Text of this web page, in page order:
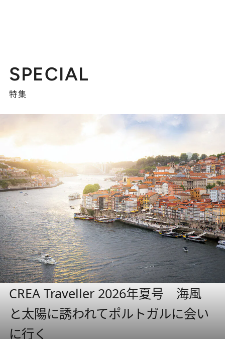
SPECIAL
特集
CREA Traveller 2026年夏号 海風
と太陽に誘われてポルトガルに会い
に行く